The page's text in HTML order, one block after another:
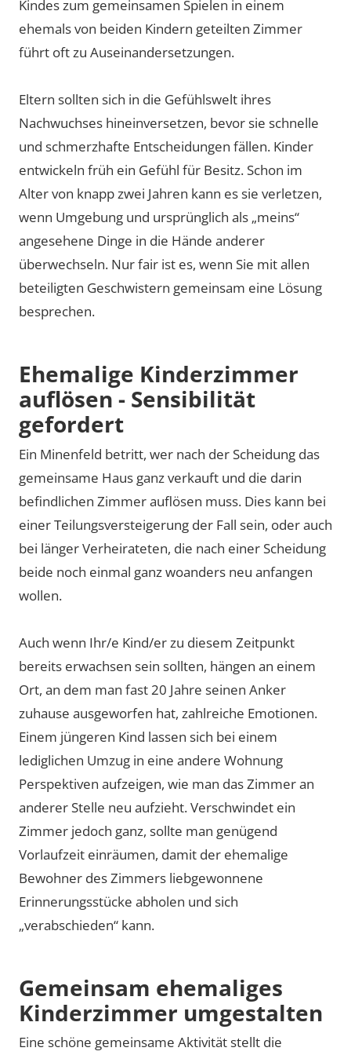
Kindes zum gemeinsamen Spielen in einem
ehemals von beiden Kindern geteilten Zimmer
führt oft zu Auseinandersetzungen.
Eltern sollten sich in die Gefühlswelt ihres
Nachwuchses hineinversetzen, bevor sie schnelle
und schmerzhafte Entscheidungen fällen. Kinder
entwickeln früh ein Gefühl für Besitz. Schon im
Alter von knapp zwei Jahren kann es sie verletzen,
wenn Umgebung und ursprünglich als „meins“
angesehene Dinge in die Hände anderer
überwechseln. Nur fair ist es, wenn Sie mit allen
beteiligten Geschwistern gemeinsam eine Lösung
besprechen.
Ehemalige Kinderzimmer
auflösen - Sensibilität
gefordert
Ein Minenfeld betritt, wer nach der Scheidung das
gemeinsame Haus ganz verkauft und die darin
befindlichen Zimmer auflösen muss. Dies kann bei
einer Teilungsversteigerung der Fall sein, oder auch
bei länger Verheirateten, die nach einer Scheidung
beide noch einmal ganz woanders neu anfangen
wollen.
Auch wenn Ihr/e Kind/er zu diesem Zeitpunkt
bereits erwachsen sein sollten, hängen an einem
Ort, an dem man fast 20 Jahre seinen Anker
zuhause ausgeworfen hat, zahlreiche Emotionen.
Einem jüngeren Kind lassen sich bei einem
lediglichen Umzug in eine andere Wohnung
Perspektiven aufzeigen, wie man das Zimmer an
anderer Stelle neu aufzieht. Verschwindet ein
Zimmer jedoch ganz, sollte man genügend
Vorlaufzeit einräumen, damit der ehemalige
Bewohner des Zimmers liebgewonnene
Erinnerungsstücke abholen und sich
„verabschieden“ kann.
Gemeinsam ehemaliges
Kinderzimmer umgestalten
Eine schöne gemeinsame Aktivität stellt die